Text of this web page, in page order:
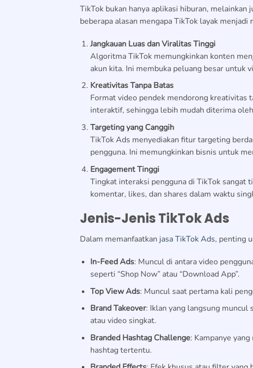
TikTok bukan hanya aplikasi hiburan,
beberapa alasan mengapa TikTok layak menjadi
Jangkauan Luas dan Viralitas Tinggi
Algoritma TikTok memungkinkan konten
akun kita. Ini membuka peluang besar untuk
Kreativitas Tanpa Batas
Format video pendek mendorong kreativitas
interaktif, sehingga lebih mudah diterima
Targeting yang Canggih
TikTok Ads menyediakan fitur targeting
pengguna. Ini memungkinkan bisnis untuk
Engagement Tinggi
Tingkat interaksi pengguna di TikTok sangat
komentar, likes, dan shares dalam waktu
Jenis-Jenis TikTok Ads
Dalam memanfaatkan jasa TikTok Ads, penting
In-Feed Ads: Muncul di antara video
seperti “Shop Now” atau “Download App”.
Top View Ads: Muncul saat pertama kali
Brand Takeover: Iklan yang langsung muncul
atau video singkat.
Branded Hashtag Challenge: Kampanye
hashtag tertentu.